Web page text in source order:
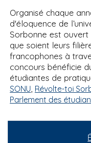
Organisé chaque
d'éloquence de
Sorbonne est
que soient leurs
francophones à
concours bénéficie
étudiantes de
SONU Révolte-toi
Parlement des